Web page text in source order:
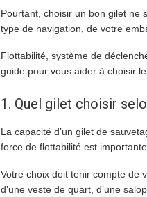
Pourtant, choisir un bon gilet ne
type de navigation, de votre
Flottabilité, système de
guide pour vous aider à choisir
1. Quel gilet choisir
La capacité d’un gilet de
force de flottabilité est importante.
Votre choix doit tenir compte de
d’une veste de quart, d’une